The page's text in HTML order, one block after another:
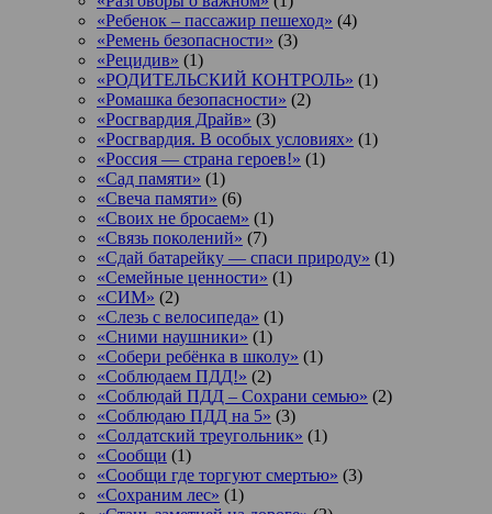
«Ребенок – пассажир пешеход» (4)
«Ремень безопасности» (3)
«Рецидив» (1)
«РОДИТЕЛЬСКИЙ КОНТРОЛЬ» (1)
«Ромашка безопасности» (2)
«Росгвардия Драйв» (3)
«Росгвардия. В особых условиях» (1)
«Россия — страна героев!» (1)
«Сад памяти» (1)
«Свеча памяти» (6)
«Своих не бросаем» (1)
«Связь поколений» (7)
«Сдай батарейку — спаси природу» (1)
«Семейные ценности» (1)
«СИМ» (2)
«Слезь с велосипеда» (1)
«Сними наушники» (1)
«Собери ребёнка в школу» (1)
«Соблюдаем ПДД!» (2)
«Соблюдай ПДД – Сохрани семью» (2)
«Соблюдаю ПДД на 5» (3)
«Солдатский треугольник» (1)
«Сообщи (1)
«Сообщи где торгуют смертью» (3)
«Сохраним лес» (1)